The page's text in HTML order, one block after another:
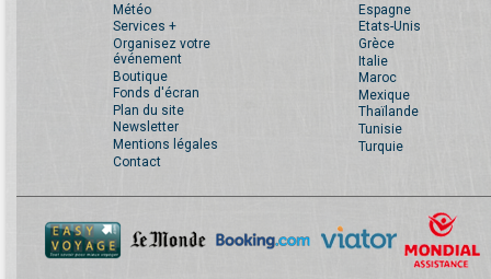
Météo
Services +
Organisez votre
événement
Boutique
Fonds d'écran
Plan du site
Newsletter
Mentions légales
Contact
Espagne
Etats-Unis
Grèce
Italie
Maroc
Mexique
Thaïlande
Tunisie
Turquie